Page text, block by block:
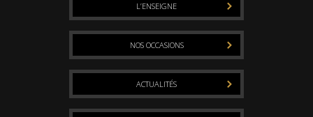
L’ENSEIGNE
NOS OCCASIONS
ACTUALITÉS